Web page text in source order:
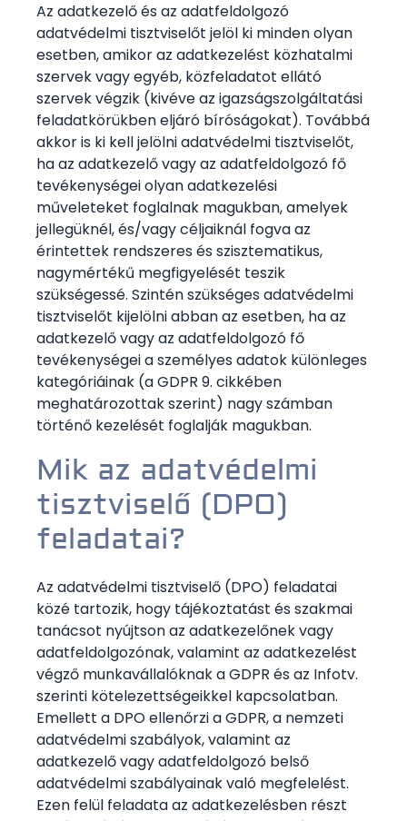
Az adatkezelő és az adatfeldolgozó
adatvédelmi tisztviselőt jelöl ki minden olyan
esetben, amikor az adatkezelést közhatalmi
szervek vagy egyéb, közfeladatot ellátó
szervek végzik (kivéve az igazságszolgáltatási
feladatkörükben eljáró bíróságokat). Továbbá
akkor is ki kell jelölni adatvédelmi tisztviselőt,
ha az adatkezelő vagy az adatfeldolgozó fő
tevékenységei olyan adatkezelési
műveleteket foglalnak magukban, amelyek
jellegüknél, és/vagy céljaiknál fogva az
érintettek rendszeres és szisztematikus,
nagymértékű megfigyelését teszik
szükségessé. Szintén szükséges adatvédelmi
tisztviselőt kijelölni abban az esetben, ha az
adatkezelő vagy az adatfeldolgozó fő
tevékenységei a személyes adatok különleges
kategóriáinak (a GDPR 9. cikkében
meghatározottak szerint) nagy számban
történő kezelését foglalják magukban.
Mik az adatvédelmi
tisztviselő (DPO)
feladatai?
Az adatvédelmi tisztviselő (DPO) feladatai
közé tartozik, hogy tájékoztatást és szakmai
tanácsot nyújtson az adatkezelőnek vagy
adatfeldolgozónak, valamint az adatkezelést
végző munkavállalóknak a GDPR és az Infotv.
szerinti kötelezettségeikkel kapcsolatban.
Emellett a DPO ellenőrzi a GDPR, a nemzeti
adatvédelmi szabályok, valamint az
adatkezelő vagy adatfeldolgozó belső
adatvédelmi szabályainak való megfelelést.
Ezen felül feladata az adatkezelésben részt